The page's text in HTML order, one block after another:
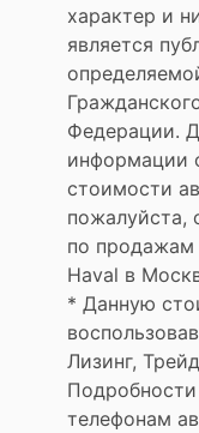
характер и
является
Федерации.
информации
стоимости
пожалуйста,
по продажам
Haval в
* Данную
Лизинг,
телефонам